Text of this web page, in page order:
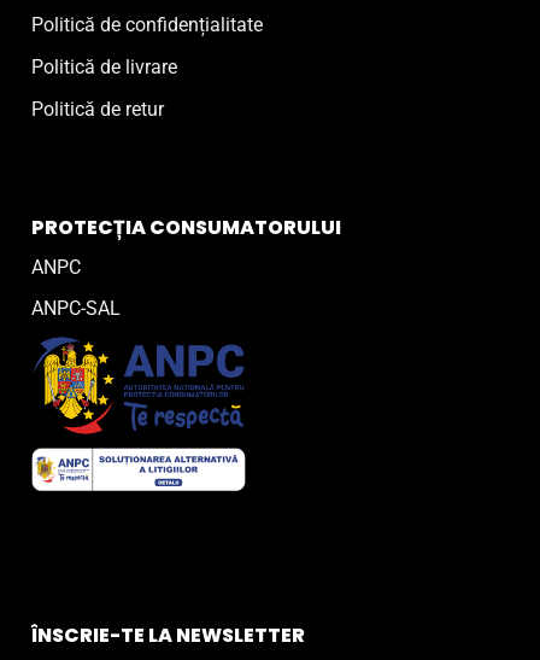
Politică de confidențialitate
Politică de livrare
Politică de retur
PROTECȚIA CONSUMATORULUI
ANPC
ANPC-SAL
ÎNSCRIE-TE LA NEWSLETTER